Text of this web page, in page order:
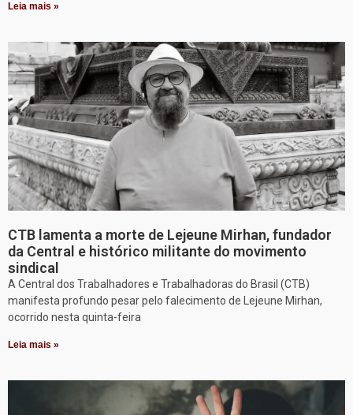
Leia mais »
CTB lamenta a morte de Lejeune Mirhan, fundador
da Central e histórico militante do movimento
sindical
A Central dos Trabalhadores e Trabalhadoras do Brasil (CTB)
manifesta profundo pesar pelo falecimento de Lejeune Mirhan,
ocorrido nesta quinta-feira
Leia mais »